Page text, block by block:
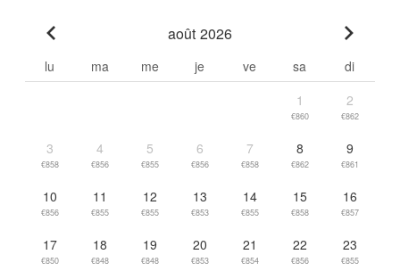
août 2026
lu ma me je ve sa
di
1
€860
2
€862
3
€858
4
€856
5
€855
6
€856
7
€858
8
€862
9
€861
10
€856
11
€855
12
€855
13
€853
14
€855
15
€858
16
€857
17
€850
18
€848
19
€848
20
€853
21
€854
22
€856
23
€855